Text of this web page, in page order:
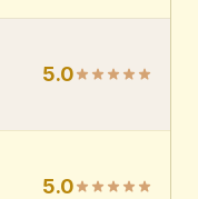
5.0
5.0